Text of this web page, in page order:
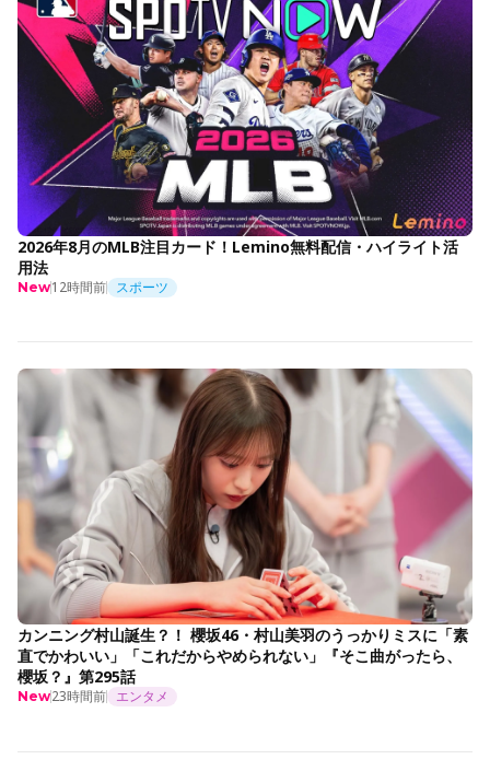
2026年8月のMLB注目カード！Lemino無料配信・ハイライト活
用法
New12時間前 スポーツ
カンニング村山誕生？！ 櫻坂46・村山美羽のうっかりミスに「素
直でかわいい」「これだからやめられない」『そこ曲がったら、
櫻坂？』第295話
New23時間前 エンタメ